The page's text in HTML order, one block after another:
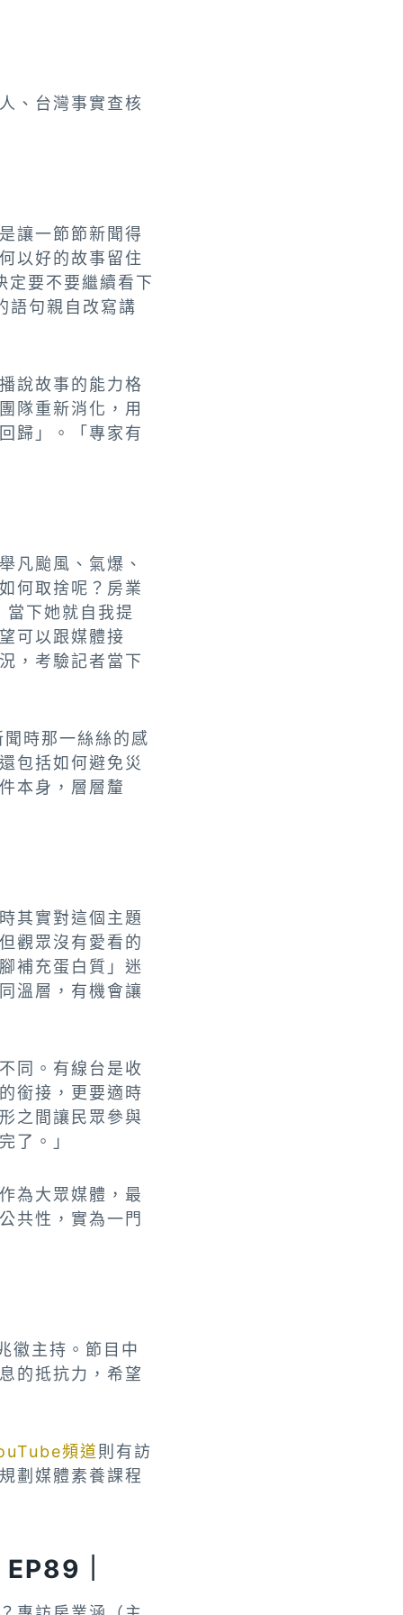
、台灣事實查核
讓一節節新聞得
以好的故事留住
定要不要繼續看下
語句親自改寫講
說故事的能力格
隊重新消化，用
歸」。「專家有
凡颱風、氣爆、
何取捨呢？房業
下她就自我提
可以跟媒體接
，考驗記者當下
時那一絲絲的感
包括如何避免災
本身，層層釐
其實對這個主題
觀眾沒有愛看的
補充蛋白質」迷
溫層，有機會讓
同。有線台是收
銜接，更要適時
之間讓民眾參與
了。」
為大眾媒體，最
共性，實為一門
徽主持。節目中
的抵抗力，希望
頻道則有訪
劃媒體素養課程
｜